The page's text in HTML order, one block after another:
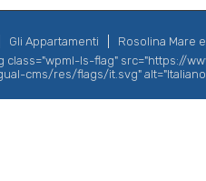
Gli Appartamenti Rosolina Mare
class="wpml-ls-flag" src="https://
cms/res/flags/it.svg"